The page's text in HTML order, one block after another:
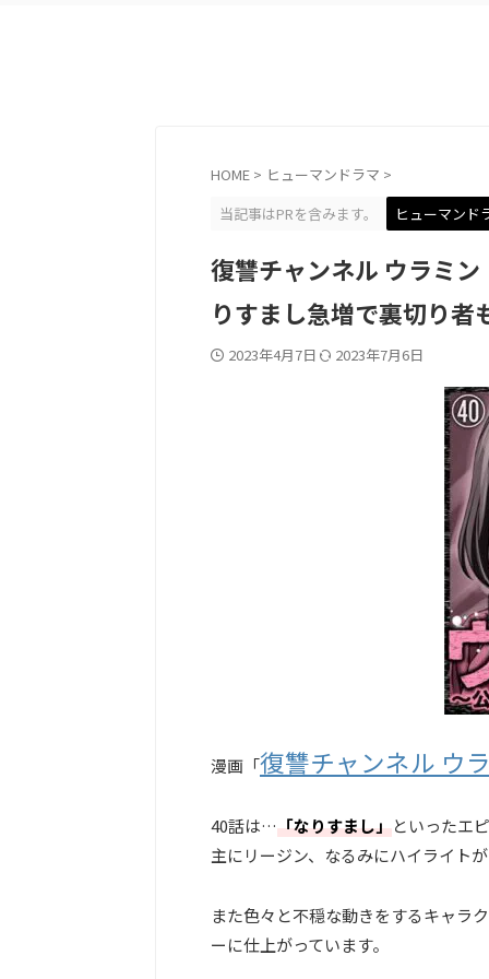
HOME > ヒューマンドラマ >
当記事はPRを含みます。
ヒューマンド
復讐チャンネル ウラミ
りすまし急増で裏切り者
2023年4月7日 2023年7月6日
漫画「復讐チャンネル ウ
40話は…「なりすまし」といったエ
主にリージン、なるみにハイライト
また色々と不穏な動きをするキャラ
ーに仕上がっています。